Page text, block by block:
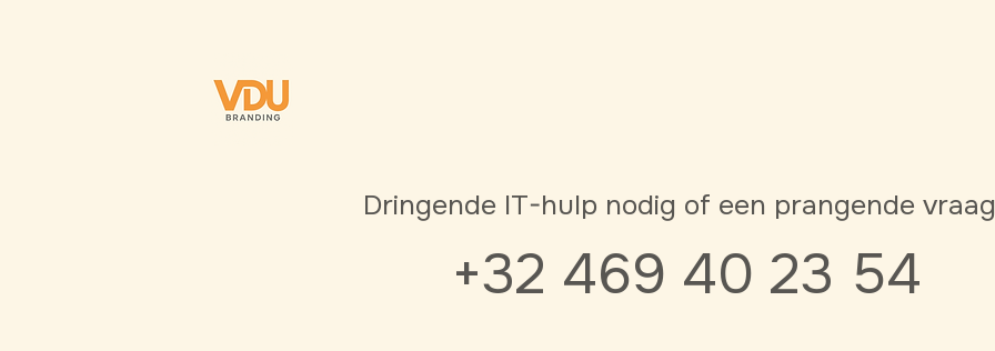
Dringende IT-hulp nodig of een prangende
+32 469 40 23 54